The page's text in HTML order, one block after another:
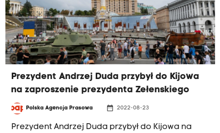
Prezydent Andrzej Duda przybył do Kijowa
na zaproszenie prezydenta Zełenskiego
Polska Agencja Prasowa date_range 2022-08-23
Prezydent Andrzej Duda przybył do Kijowa na